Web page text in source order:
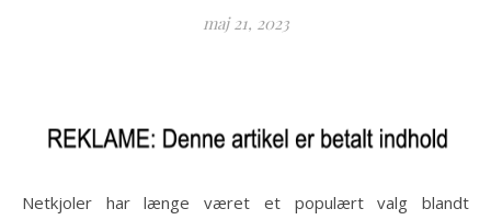
maj 21, 2023
Netkjoler har længe været et populært valg blandt